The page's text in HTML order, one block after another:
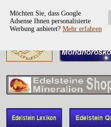
Möchten Sie, dass Google
Adsense Ihnen personalisierte
Werbung anbietet? Mehr erfahren